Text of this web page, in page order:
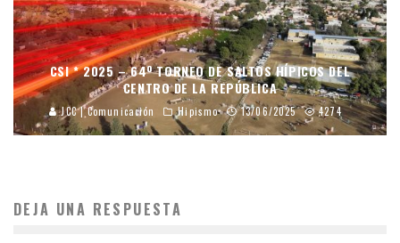
CSI * 2025 – 64º TORNEO DE SALTOS HÍPICOS DEL
CENTRO DE LA REPÚBLICA
JCC | Comunicación Hipismo 13/06/2025 4274
DEJA UNA RESPUESTA